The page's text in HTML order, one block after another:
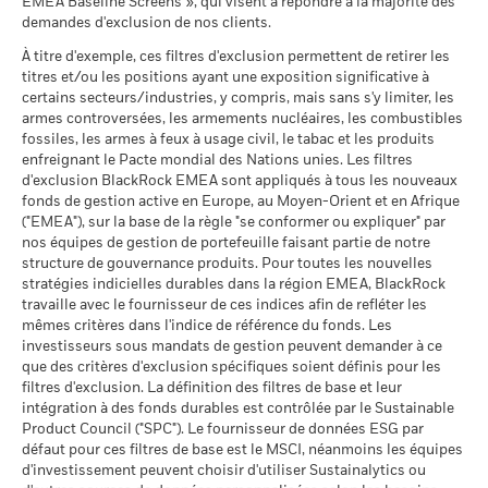
Favorable
Ce que vous pourriez obtenir après
Rendement annuel moyen
Le scénario de tension montre ce que vous pourriez obtenir
dans des situations de marché extrêmes.
Pointage de qualité ESG
MSCI (0-10)
au 17/juil./2026
Classification mondiale des
fonds selon Lipper
au 17/juil./2026
Mixed Asset USD Flexible -
Global
Moyenne pondérée de
l'intensité carbone MSCI
(tonnes de CO2e/M$ de
ventes)
au 17/juil./2026
% des avoirs à l'égard
desquels des données ESG
au 17/juil./2026
87,43
Pointage de qualité ESG
MSCI - centile par rapport aux
pairs
au 17/juil./2026
91,67
Fonds dans le groupe de
pairs
276
Unies
au 30/juin/2026
MSCI - Charbon thermique
au 30/juin/2026
0,00%
MSCI - Sables bitumineux
au 30/juin/2026
0,00%
Données sur la
participation aux secteurs
d'activité
au 30/juin/2026
91,97%
Pourcentage des avoirs du
fonds à l'égard desquels
des données ne sont pas
disponibles
au 30/juin/2026
L'exposition de BlackRock aux secteurs d'activité, telle qu'elle
est indiquée ci-dessus, pour le charbon thermique et les
sables bitumineux, est calculée et déclarée pour les
BlackRock Global Funds - Prospectus
(English)
BlackRock Global Funds - Prospectus (French
- Belgium^France)
BlackRock Global Funds - Prospectus -
Addendum (French - France)
Sustainability related disclosure - GSIG-AGG
(en)
Sustainability related disclosure - GSIG-AGG
(fr)
demandes d'exclusion de nos clients.
À titre d'exemple, ces filtres d'exclusion permettent de retirer les
titres et/ou les positions ayant une exposition significative à
certains secteurs/industries, y compris, mais sans s'y limiter, les
armes controversées, les armements nucléaires, les combustibles
fossiles, les armes à feux à usage civil, le tabac et les produits
enfreignant le Pacte mondial des Nations unies. Les filtres
d'exclusion BlackRock EMEA sont appliqués à tous les nouveaux
fonds de gestion active en Europe, au Moyen-Orient et en Afrique
("EMEA"), sur la base de la règle "se conformer ou expliquer" par
nos équipes de gestion de portefeuille faisant partie de notre
structure de gouvernance produits. Pour toutes les nouvelles
stratégies indicielles durables dans la région EMEA, BlackRock
travaille avec le fournisseur de ces indices afin de refléter les
mêmes critères dans l'indice de référence du fonds. Les
investisseurs sous mandats de gestion peuvent demander à ce
que des critères d'exclusion spécifiques soient définis pour les
filtres d'exclusion. La définition des filtres de base et leur
intégration à des fonds durables est contrôlée par le Sustainable
Product Council ("SPC"). Le fournisseur de données ESG par
défaut pour ces filtres de base est le MSCI, néanmoins les équipes
d'investissement peuvent choisir d'utiliser Sustainalytics ou